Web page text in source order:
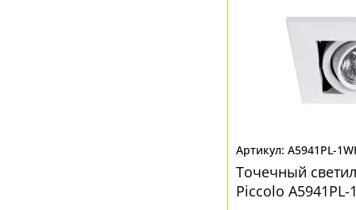
A5941PL-
Точечный
Piccolo